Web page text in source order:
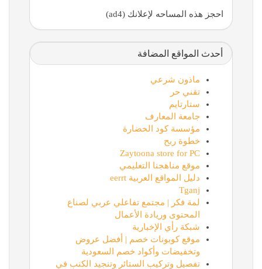
احجز هذه المساحه لإعلانك (ad4)
أحدث المواقع المضافة
ماذون شرعي
تقني حر
ستارتايم
جامعة المعارف
مؤسسة كود الحضارة
خطوة ربح
Zaytoona store for PC
موقع مناهجنا التعليمي
دليل المواقع العربية eerrt
Tganj
لمة فكر | مجتمع تفاعلي عربي لصناع
المحتوى وريادة الأعمال
شبكة رأي الإخبارية
موقع كوبونات خصم | أفضل عروض
وتخفيضات وأكواد خصم السعودية
تفصيل وتركيب الستائر وتنجيد الكنب في